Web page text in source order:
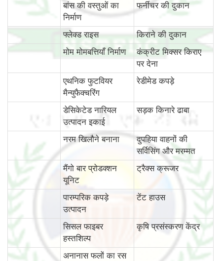
बांस की वस्‍तुओं का
निर्माण
फर्नीचर की दुकान
फ्लेक्ड राइस
किराने की दुकान
मोम मोमबत्तियाँ निर्माण
कंक्रीट मिक्सर किराए
पर देना
एथनिक फुटवियर
मैन्युफैक्चरिंग
रेडीमेड कपड़े
डेसिकेटेड नारियल
उत्पादन इकाई
सड़क किनारे ढाबा
नरम खिलौने बनाना
दुपहिया वाहनों की
सर्विसिंग और मरम्मत
मैंगो बार प्रोडक्शन
यूनिट
ट्रैक्स क्रूजर
पारम्‍परिक कपड़े
उत्पादन
टेंट हाउस
सिसल फाइबर
हस्तशिल्प
कृषि प्रसंस्करण केंद्र
अनानास फलों का रस